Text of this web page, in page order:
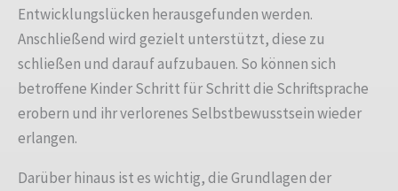
Entwicklungslücken herausgefunden werden.
Anschließend wird gezielt unterstützt, diese zu
schließen und darauf aufzubauen. So können sich
betroffene Kinder Schritt für Schritt die Schriftsprache
erobern und ihr verlorenes Selbstbewusstsein wieder
erlangen.
Darüber hinaus ist es wichtig, die Grundlagen der